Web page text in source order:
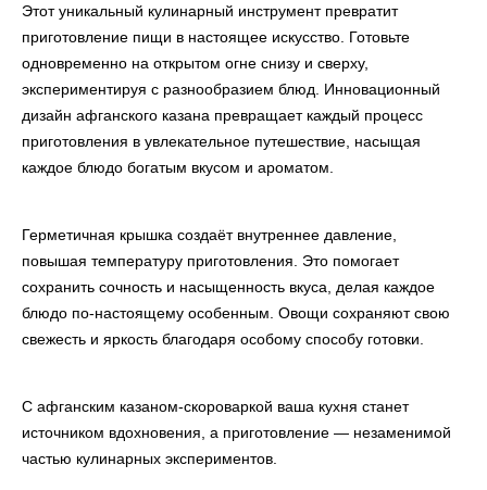
Этот уникальный кулинарный инструмент превратит
приготовление пищи в настоящее искусство. Готовьте
одновременно на открытом огне снизу и сверху,
экспериментируя с разнообразием блюд. Инновационный
дизайн афганского казана превращает каждый процесс
приготовления в увлекательное путешествие, насыщая
каждое блюдо богатым вкусом и ароматом.
Герметичная крышка создаёт внутреннее давление,
повышая температуру приготовления. Это помогает
сохранить сочность и насыщенность вкуса, делая каждое
блюдо по-настоящему особенным. Овощи сохраняют свою
свежесть и яркость благодаря особому способу готовки.
С афганским казаном-скороваркой ваша кухня станет
источником вдохновения, а приготовление — незаменимой
частью кулинарных экспериментов.